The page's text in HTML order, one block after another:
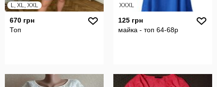
L, XL, XXL
670 грн
Топ
XXXL
125 грн
майка - топ 64-68р